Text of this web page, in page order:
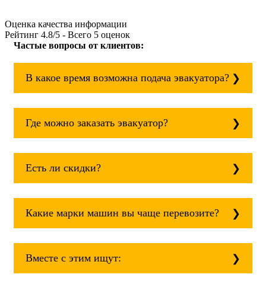
Оценка качества информации
Рейтинг 4.8/5 - Всего 5 оценок
Частые вопросы от клиентов:
В какое время возможна подача эвакуатора?
время. эвакуатор аша всегда рядом!
Где можно заказать эвакуатор?
на любое расстояние звоните
Есть ли скидки?
можно получить дешево и быстро
Какие марки машин вы чаще перевозите?
isuzu;
Вместе с этим ищут: